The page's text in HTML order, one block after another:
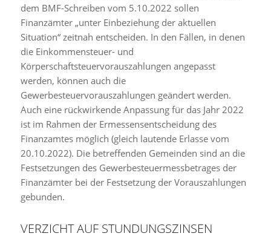
dem BMF-Schreiben vom 5.10.2022 sollen
Finanzämter „unter Einbeziehung der aktuellen
Situation“ zeitnah entscheiden. In den Fällen, in denen
die Einkommensteuer- und
Körperschaftsteuervorauszahlungen angepasst
werden, können auch die
Gewerbesteuervorauszahlungen geändert werden.
Auch eine rückwirkende Anpassung für das Jahr 2022
ist im Rahmen der Ermessensentscheidung des
Finanzamtes möglich (gleich lautende Erlasse vom
20.10.2022). Die betreffenden Gemeinden sind an die
Festsetzungen des Gewerbesteuermessbetrages der
Finanzämter bei der Festsetzung der Vorauszahlungen
gebunden.
VERZICHT AUF STUNDUNGSZINSEN